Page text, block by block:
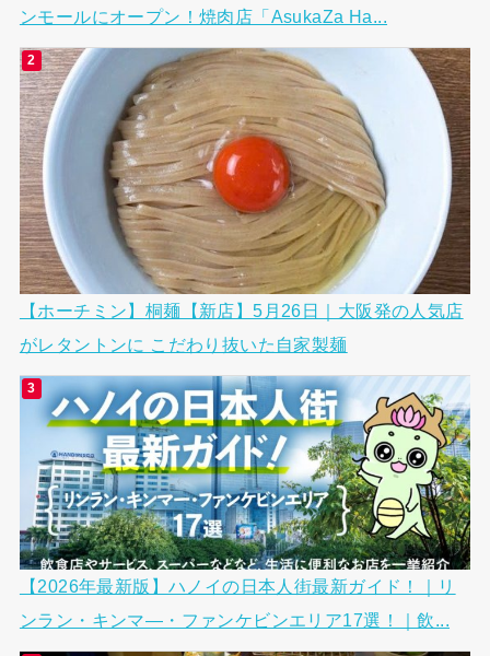
ンモールにオープン！焼肉店「AsukaZa Ha...
【ホーチミン】桐麺【新店】5月26日｜大阪発の人気店
がレタントンに こだわり抜いた自家製麺
【2026年最新版】ハノイの日本人街最新ガイド！｜リ
ンラン・キンマ―・ファンケビンエリア17選！｜飲...